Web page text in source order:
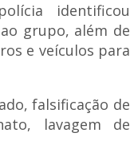
identificou
grupo, além de
e veículos para
falsificação de
lavagem de